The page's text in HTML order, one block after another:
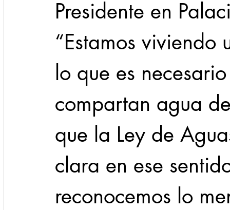
Presidente en
“Estamos
lo que es
compartan agua
que la Ley de
clara en ese
reconocemos lo